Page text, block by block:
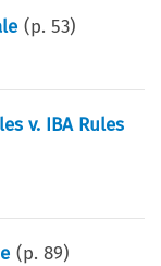
(p.53)
v. IBA Rules
(p.89)